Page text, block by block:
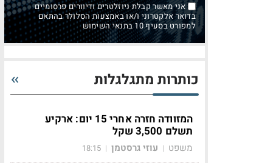
אני מאשר קבלת ניוזלטרים ודיוורים פרסומיים
בדואר אלקטרוני ו/או באמצעות הסלולר בהתאם
למפורט בסעיף 10 בתנאי השימוש
כותרות מתגלגלות
המזוודה חזרה אחרי 15 יום: ארקיע
תשלם 3,500 שקל
משפט | עוזי גרסטמן |
18:15